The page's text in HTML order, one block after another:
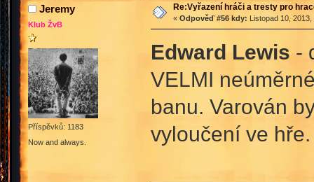
Jeremy
Klub ŽvB
Příspěvků: 1183
Now and always.
Re:Vyřazení hráči a tresty pro
« Odpověď #56 kdy: Listopad 10,
Edward Lewis -
VELMI
banu. Varován
vyloučení ve hře.